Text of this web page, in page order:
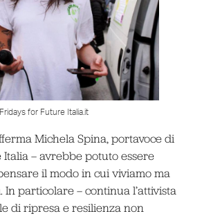
for Future Italia.it
Michela Spina, portavoce di
– avrebbe potuto essere
il modo in cui viviamo ma
In particolare – continua l’attivista
di ripresa e resilienza non